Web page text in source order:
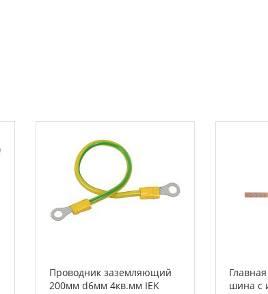
Проводник заземляющий
200мм d6мм 4кв.мм IEK
шина с